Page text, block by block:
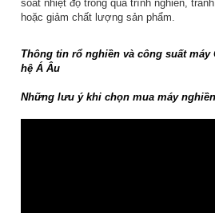
soát nhiệt độ trong quá trình nghiền,
hoặc giảm chất lượng sản phẩm.
Thông tin rổ nghiền và công suất
hệ Á Âu
Những lưu ý khi chọn mua máy